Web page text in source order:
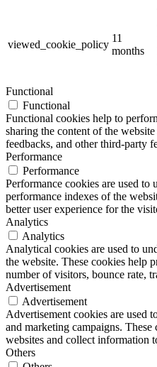
viewed_cookie_policy
11
months
Functional
Functional
Functional cookies help to
sharing the content of the
feedbacks, and other third-party
Performance
Performance
Performance cookies are used to
performance indexes of the
better user experience for the
Analytics
Analytics
Analytical cookies are used to
the website. These cookies help
number of visitors, bounce rate,
Advertisement
Advertisement
Advertisement cookies are used
and marketing campaigns.
websites and collect information
Others